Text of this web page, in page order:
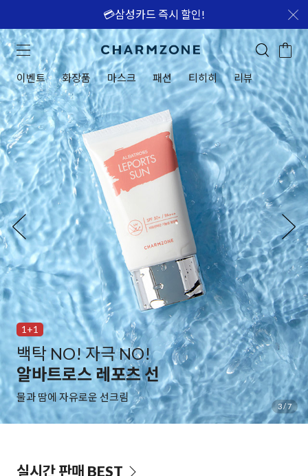
💳삼성카드 즉시 할인!
이벤트 화장품 마스크 패션 티히히 리뷰
1+1
백탁 NO! 자극 NO!
알바트로스 레포츠 선
물과 땀에 자유로운 선크림
3/7
실시간 판매 BEST